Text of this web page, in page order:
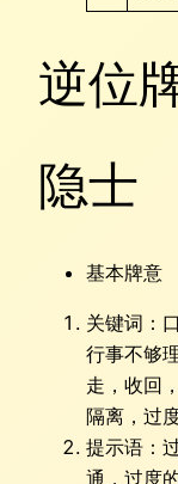
逆位
隐士
基本牌意
关键词：
行事不够
走，收回
隔离，过
提示语：
通，过度